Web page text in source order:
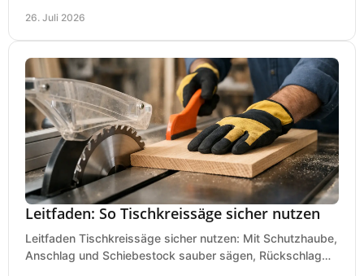
26. Juli 2026
Leitfaden: So Tischkreissäge sicher nutzen
Leitfaden Tischkreissäge sicher nutzen: Mit Schutzhaube,
Anschlag und Schiebestock sauber sägen, Rückschlag